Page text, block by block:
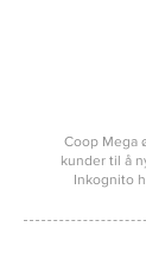
Coop Mega
kunder til å
Inkognito